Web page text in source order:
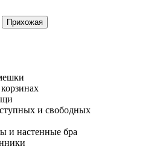
и свободных
и настенные бра